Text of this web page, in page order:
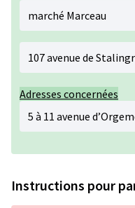
marché Marceau
107 avenue de
Adresses concernées
5 à 11 avenue
Instructions pour